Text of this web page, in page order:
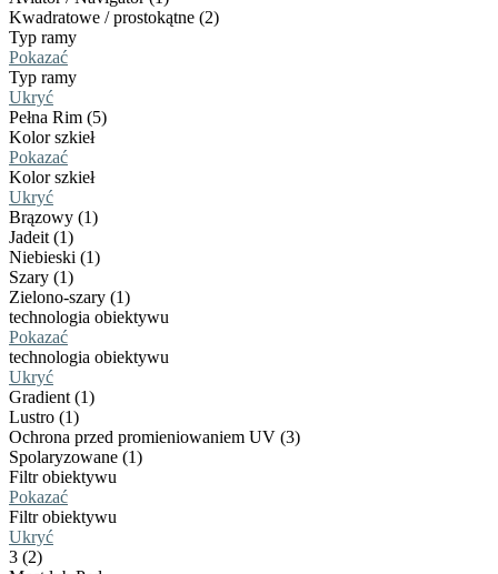
Kwadratowe / prostokątne (2)
Typ ramy
Pokazać
Typ ramy
Ukryć
Pełna Rim (5)
Kolor szkieł
Pokazać
Kolor szkieł
Ukryć
Brązowy (1)
Jadeit (1)
Niebieski (1)
Szary (1)
Zielono-szary (1)
technologia obiektywu
Pokazać
technologia obiektywu
Ukryć
Gradient (1)
Lustro (1)
Ochrona przed promieniowaniem UV (3)
Spolaryzowane (1)
Filtr obiektywu
Pokazać
Filtr obiektywu
Ukryć
3 (2)